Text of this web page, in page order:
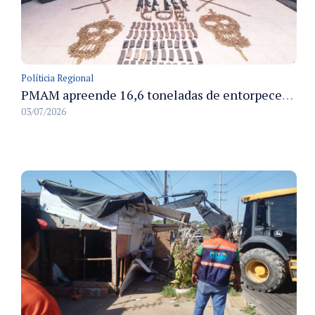
Políticia Regional
PMAM apreende 16,6 toneladas de entorpecentes e registra aumento nas prisões em flagrante e nas capturas de foragidos no primeiro semestre de 2026
03/07/2026